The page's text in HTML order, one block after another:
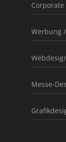
Werbung
Messe-